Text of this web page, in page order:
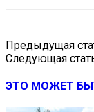
Предыдущая
Следующая
ЭТО МОЖЕТ